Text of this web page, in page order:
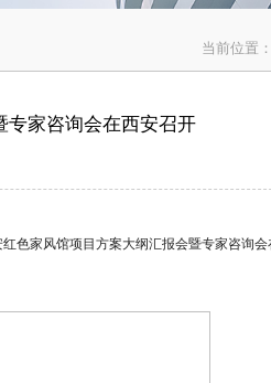
当前位置
专家咨询会在西安召开
家风馆项目方案大纲汇报会暨专家咨询会